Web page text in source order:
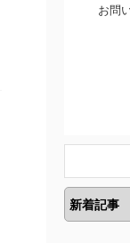
お問い
新着記事